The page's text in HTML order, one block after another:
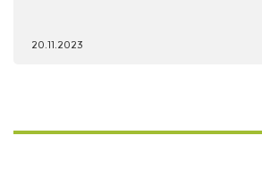
20.11.2023